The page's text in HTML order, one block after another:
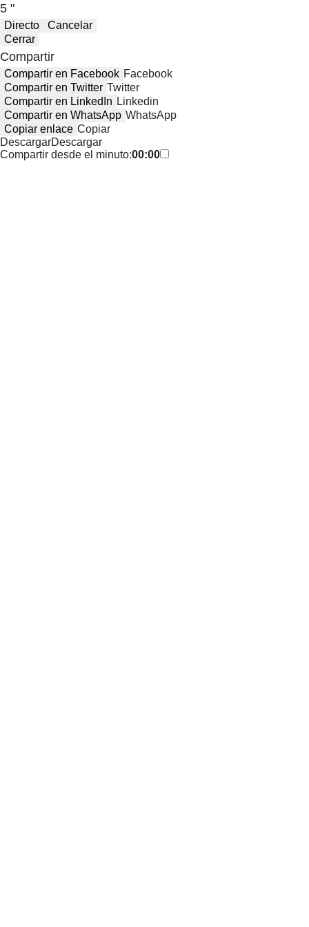
5 "
Directo
Cancelar
Cerrar
Compartir
Compartir en Facebook Facebook
Compartir en Twitter Twitter
Compartir en LinkedIn Linkedin
Compartir en WhatsApp WhatsApp
Copiar enlace Copiar
DescargarDescargar
Compartir desde el minuto:00:00